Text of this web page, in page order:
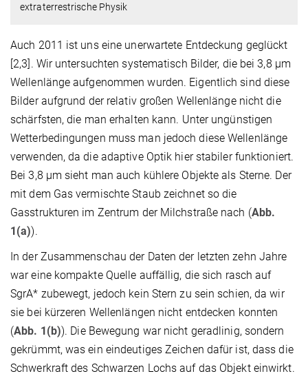
extraterrestrische Physik
Auch 2011 ist uns eine unerwartete Entdeckung geglückt
[2,3]. Wir untersuchten systematisch Bilder, die bei 3,8 μm
Wellenlänge aufgenommen wurden. Eigentlich sind diese
Bilder aufgrund der relativ großen Wellenlänge nicht die
schärfsten, die man erhalten kann. Unter ungünstigen
Wetterbedingungen muss man jedoch diese Wellenlänge
verwenden, da die adaptive Optik hier stabiler funktioniert.
Bei 3,8 μm sieht man auch kühlere Objekte als Sterne. Der
mit dem Gas vermischte Staub zeichnet so die
Gasstrukturen im Zentrum der Milchstraße nach (Abb.
1(a)).
In der Zusammenschau der Daten der letzten zehn Jahre
war eine kompakte Quelle auffällig, die sich rasch auf
SgrA* zubewegt, jedoch kein Stern zu sein schien, da wir
sie bei kürzeren Wellenlängen nicht entdecken konnten
(Abb. 1(b)). Die Bewegung war nicht geradlinig, sondern
gekrümmt, was ein eindeutiges Zeichen dafür ist, dass die
Schwerkraft des Schwarzen Lochs auf das Objekt einwirkt.